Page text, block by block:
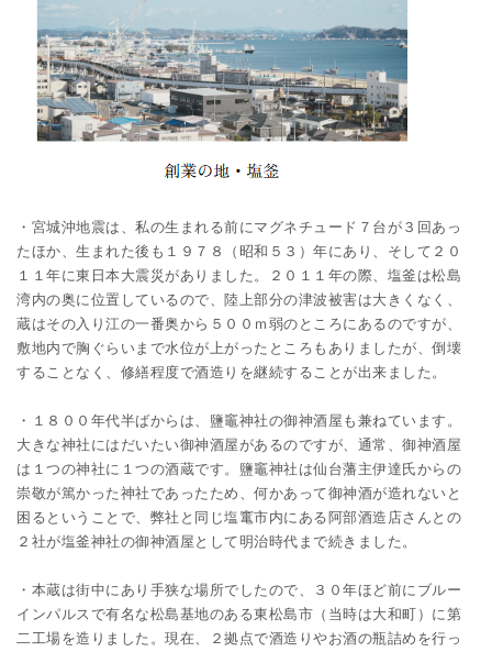
・宮城沖地震は、私の生まれる前にマグネチュード７台が３回あっ
たほか、生まれた後も１９７８（昭和５３）年にあり、そして２０
１１年に東日本大震災がありました。２０１１年の際、塩釜は松島
湾内の奥に位置しているので、陸上部分の津波被害は大きくなく、
蔵はその入り江の一番奥から５００ｍ弱のところにあるのですが、
敷地内で胸ぐらいまで水位が上がったところもありましたが、倒壊
することなく、修繕程度で酒造りを継続することが出来ました。
・１８００年代半ばからは、鹽竈神社の御神酒屋も兼ねています。
大きな神社にはだいたい御神酒屋があるのですが、通常、御神酒屋
は１つの神社に１つの酒蔵です。鹽竈神社は仙台藩主伊達氏からの
崇敬が篤かった神社であったため、何かあって御神酒が造れないと
困るということで、弊社と同じ塩竃市内にある阿部酒造店さんとの
２社が塩釜神社の御神酒屋として明治時代まで続きました。
・本蔵は街中にあり手狭な場所でしたので、３０年ほど前にブルー
インパルスで有名な松島基地のある東松島市（当時は大和町）に第
二工場を造りました。現在、２拠点で酒造りやお酒の瓶詰めを行っ